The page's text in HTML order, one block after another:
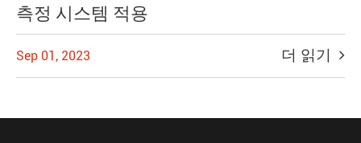
측정 시스템 적용
Sep 01, 2023 더 읽기